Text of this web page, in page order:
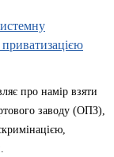
приватизацією
про намір взяти
заводу (ОПЗ),